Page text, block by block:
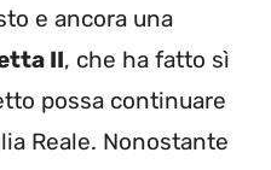
e ancora una
II, che ha fatto sì
possa continuare
Reale. Nonostante